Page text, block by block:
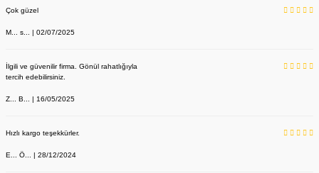
YENİ ÜRÜN
Çok güzel
M... s... | 02/07/2025
İlgili ve güvenilir firma. Gönül rahatlığıyla
tercih edebilirsiniz.
Z... B... | 16/05/2025
Hızlı kargo teşekkürler.
E... Ö... | 28/12/2024